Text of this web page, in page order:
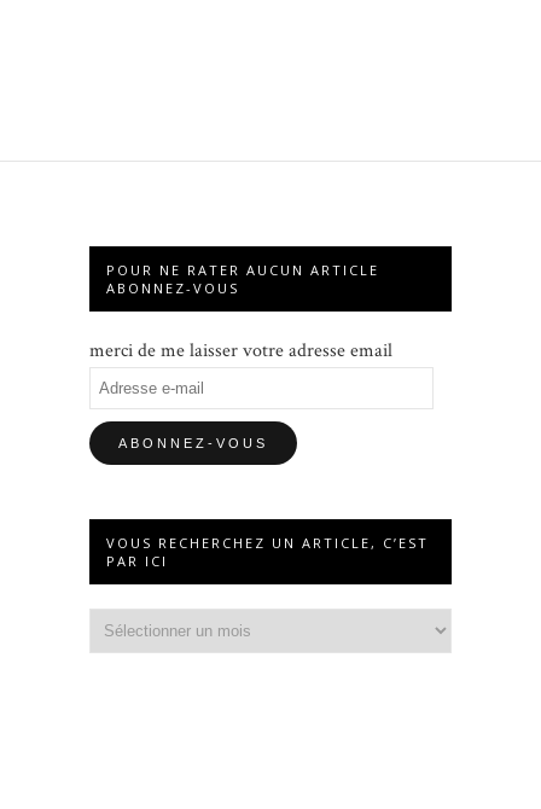
POUR NE RATER AUCUN ARTICLE
ABONNEZ-VOUS
merci de me laisser votre adresse email
Adresse
e-
mail
VOUS RECHERCHEZ UN ARTICLE, C’EST
PAR ICI
Vous